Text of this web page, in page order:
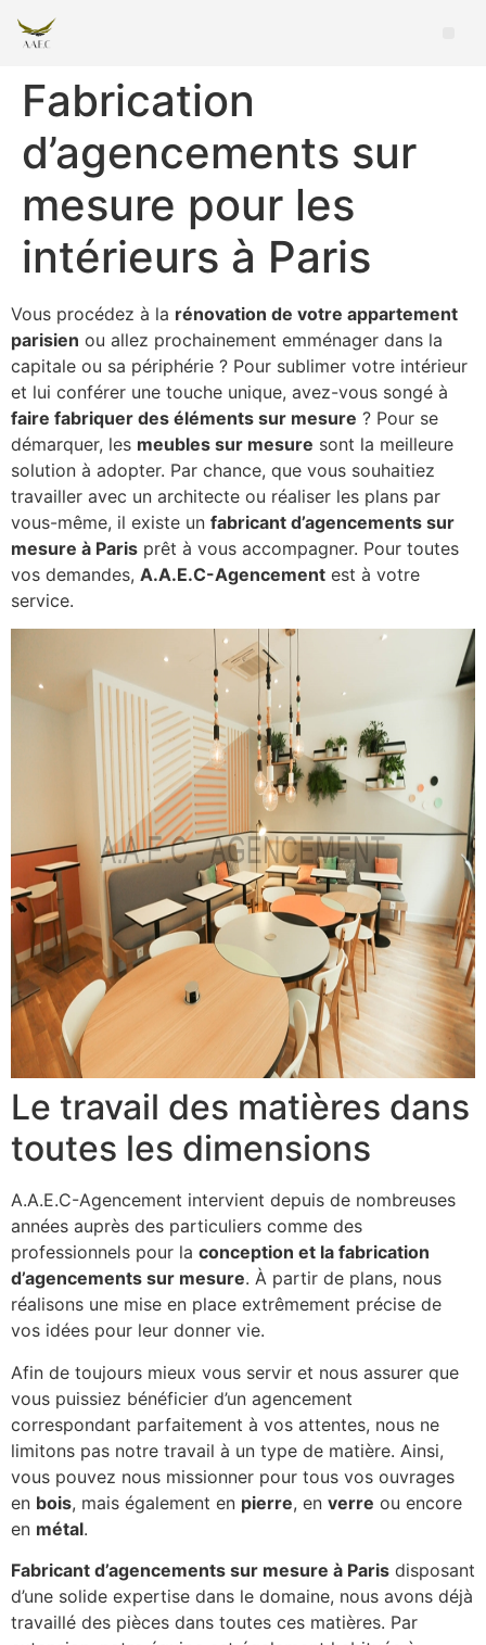
Fabrication
d’agencements sur
mesure pour les
intérieurs à Paris
Vous procédez à la rénovation de votre appartement
parisien ou allez prochainement emménager dans la
capitale ou sa périphérie ? Pour sublimer votre intérieur
et lui conférer une touche unique, avez-vous songé à
faire fabriquer des éléments sur mesure ? Pour se
démarquer, les meubles sur mesure sont la meilleure
solution à adopter. Par chance, que vous souhaitiez
travailler avec un architecte ou réaliser les plans par
vous-même, il existe un fabricant d’agencements sur
mesure à Paris prêt à vous accompagner. Pour toutes
vos demandes, A.A.E.C-Agencement est à votre
service.
Le travail des matières dans
toutes les dimensions
A.A.E.C-Agencement intervient depuis de nombreuses
années auprès des particuliers comme des
professionnels pour la conception et la fabrication
d’agencements sur mesure. À partir de plans, nous
réalisons une mise en place extrêmement précise de
vos idées pour leur donner vie.
Afin de toujours mieux vous servir et nous assurer que
vous puissiez bénéficier d’un agencement
correspondant parfaitement à vos attentes, nous ne
limitons pas notre travail à un type de matière. Ainsi,
vous pouvez nous missionner pour tous vos ouvrages
en bois, mais également en pierre, en verre ou encore
en métal.
Fabricant d’agencements sur mesure à Paris disposant
d’une solide expertise dans le domaine, nous avons déjà
travaillé des pièces dans toutes ces matières. Par